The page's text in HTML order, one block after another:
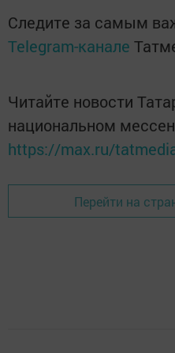
Следите за самым
Telegram-канале
Читайте новости
национальном
https://max.ru/
Перейти на